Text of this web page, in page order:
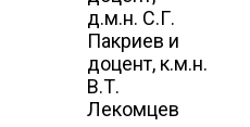
д.м.н. С.Г.
Пакриев и
доцент, к.м.н.
В.Т.
Лекомцев